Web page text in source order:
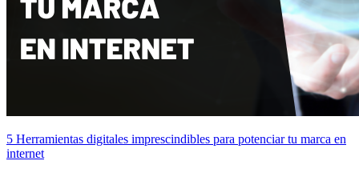
5 Herramientas digitales imprescindibles para potenciar tu marca en
internet